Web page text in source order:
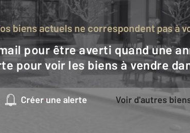
Nos biens actuels ne correspondent pas à
pour voir les biens à vendre
Créer une alerte Voir d'autres